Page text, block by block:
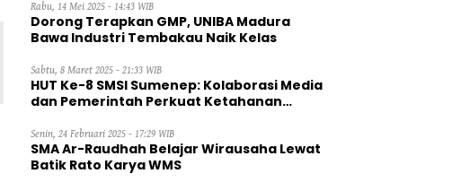
Rabu, 14 Mei 2025 - 14:43 WIB
Dorong Terapkan GMP, UNIBA Madura
Bawa Industri Tembakau Naik Kelas
Sabtu, 8 Maret 2025 - 21:33 WIB
HUT Ke-8 SMSI Sumenep: Kolaborasi Media
dan Pemerintah Perkuat Ketahanan
Senin, 24 Februari 2025 - 17:29 WIB
SMA Ar-Raudhah Belajar Wirausaha Lewat
Batik Rato Karya WMS